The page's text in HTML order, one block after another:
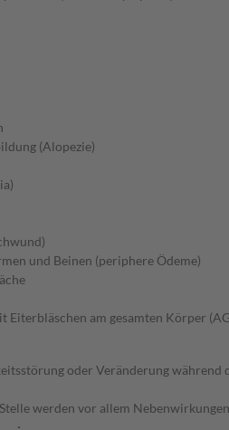
(Alopezie)
und Beinen (periphere Ödeme)
Eiterbläschen am gesamten Körper
oder Veränderung
werden vor allem